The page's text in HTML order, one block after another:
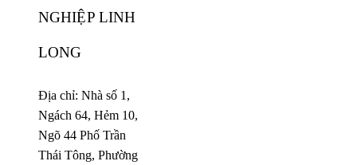
NGHIỆP LINH
LONG
Địa chỉ: Nhà số 1,
Ngách 64, Hẻm 10,
Ngõ 44 Phố Trần
Thái Tông, Phường